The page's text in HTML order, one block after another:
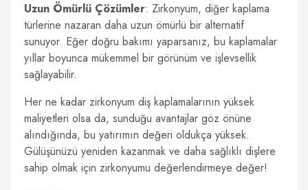
Uzun Ömürlü Çözümler: Zirkonyum, diğer kaplama
türlerine nazaran daha uzun ömürlü bir alternatif
sunuyor. Eğer doğru bakımı yaparsanız, bu kaplamalar
yıllar boyunca mükemmel bir görünüm ve işlevsellik
sağlayabilir.
Her ne kadar zirkonyum diş kaplamalarının yüksek
maliyetleri olsa da, sunduğu avantajlar göz önüne
alındığında, bu yatırımın değeri oldukça yüksek.
Gülüşünüzü yeniden kazanmak ve daha sağlıklı dişlere
sahip olmak için zirkonyumu değerlendirmeye değer!